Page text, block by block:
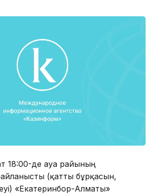
18:00-де ауа райының
(қатты бұрқасын,
«Екатеринбор-Алматы»